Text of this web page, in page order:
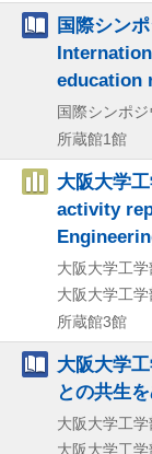
国際シン
education
国際シンポ
所蔵館1館
大阪大学
activity
大阪大学工
大阪大学工学
所蔵館3館
大阪大学
との共生
大阪大学工
大阪大学工学